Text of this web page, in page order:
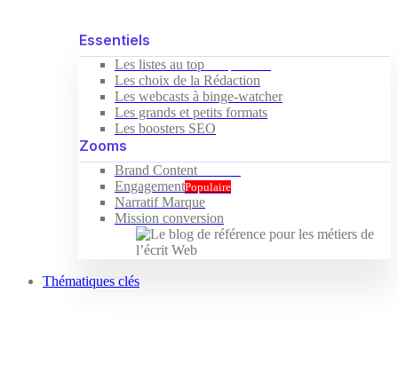
Essentiels
Les listes au top
Les choix de la Rédaction
Les webcasts à binge-watcher
Les grands et petits formats
Les boosters SEO
Zooms
Brand Content
EngagementPopulaire
Narratif Marque
Mission conversion
Thématiques clés